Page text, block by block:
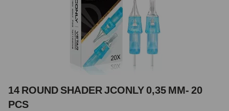
14 ROUND SHADER JCONLY 0,35 MM- 20
PCS